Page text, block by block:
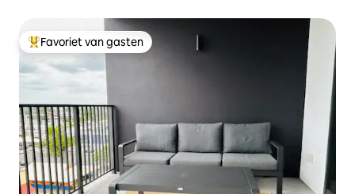
Topfavoriet van gasten
Favoriet van gasten